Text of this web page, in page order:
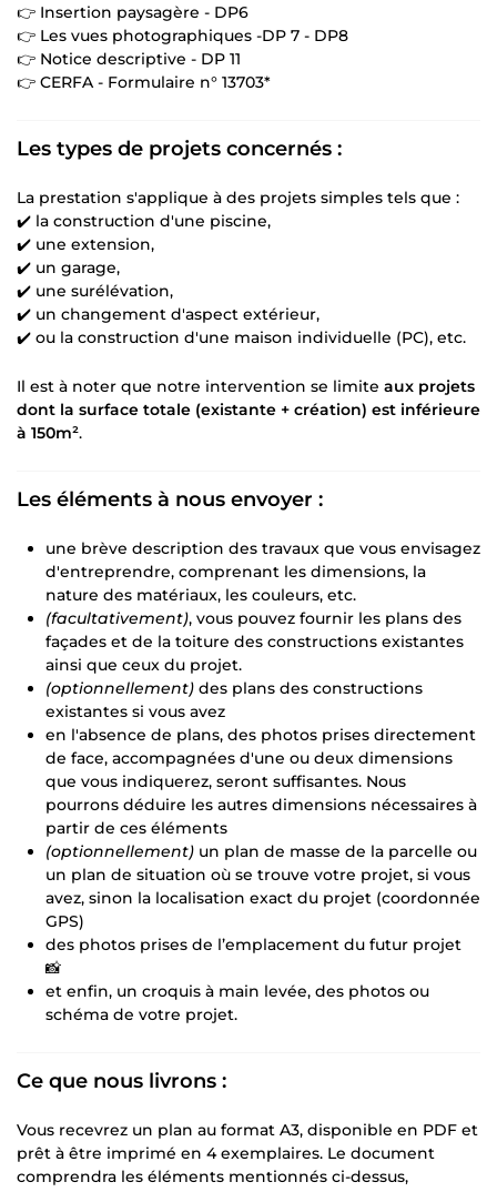
👉 Insertion paysagère - DP6
👉 Les vues photographiques -DP 7 - DP8
👉 Notice descriptive - DP 11
👉 CERFA - Formulaire n° 13703*
Les types de projets concernés :
La prestation s'applique à des projets simples tels que :
✔️ la construction d'une piscine,
✔️ une extension,
✔️ un garage,
✔️ une surélévation,
✔️ un changement d'aspect extérieur,
✔️ ou la construction d'une maison individuelle (PC), etc.
Il est à noter que notre intervention se limite aux projets
dont la surface totale (existante + création) est inférieure
à 150m².
Les éléments à nous envoyer :
une brève description des travaux que vous envisagez
d'entreprendre, comprenant les dimensions, la
nature des matériaux, les couleurs, etc.
(facultativement), vous pouvez fournir les plans des
façades et de la toiture des constructions existantes
ainsi que ceux du projet.
(optionnellement) des plans des constructions
existantes si vous avez
en l'absence de plans, des photos prises directement
de face, accompagnées d'une ou deux dimensions
que vous indiquerez, seront suffisantes. Nous
pourrons déduire les autres dimensions nécessaires à
partir de ces éléments
(optionnellement) un plan de masse de la parcelle ou
un plan de situation où se trouve votre projet, si vous
avez, sinon la localisation exact du projet (coordonnée
GPS)
des photos prises de l’emplacement du futur projet
📸
et enfin, un croquis à main levée, des photos ou
schéma de votre projet.
Ce que nous livrons :
Vous recevrez un plan au format A3, disponible en PDF et
prêt à être imprimé en 4 exemplaires. Le document
comprendra les éléments mentionnés ci-dessus,